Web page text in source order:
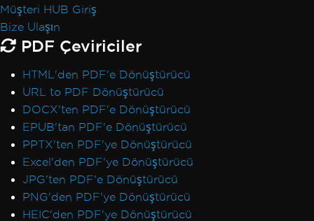
Müşteri HUB Giriş
Bize Ulaşın
PDF Çeviriciler
HTML'den PDF'e Dönüştürücü
URL to PDF Dönüştürücü
DOCX'ten PDF'e Dönüştürücü
EPUB'tan PDF'e Dönüştürücü
PPTX'ten PDF'ye Dönüştürücü
Excel'den PDF'ye Dönüştürücü
JPG'ten PDF'e Dönüştürücü
PNG'den PDF'ye Dönüştürücü
HEIC'den PDF'ye Dönüştürücü